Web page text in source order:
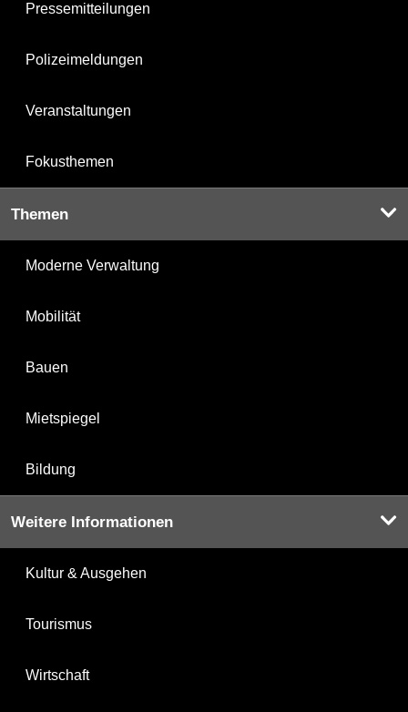
Pressemitteilungen
Polizeimeldungen
Veranstaltungen
Fokusthemen
Themen
Moderne Verwaltung
Mobilität
Bauen
Mietspiegel
Bildung
Weitere Informationen
Kultur & Ausgehen
Tourismus
Wirtschaft